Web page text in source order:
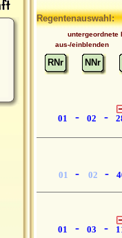
Regentenauswahl:
untergeordnete
aus-/einblenden
RNr NNr
01 - 02 -
01 - 02 -
01 - 03 -